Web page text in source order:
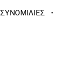
ΣΥΝΟΜΙΛΙΕΣ ·